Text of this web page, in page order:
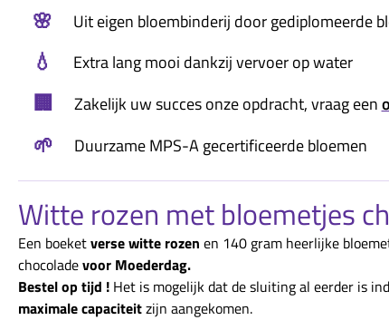
🌸 Uit eigen bloembinderij door gediplomeerde
💧 Extra lang mooi dankzij vervoer op water
🏢 Zakelijk uw succes onze opdracht, vraag een
🌱 Duurzame MPS-A gecertificeerde bloemen
Witte rozen met bloemetjes
Een boeketverse witte rozen en 140 gram heerlijke
chocoladevoor Moederdag.
Bestel op tijd ! Het is mogelijk dat de sluiting al eerder is
maximale capaciteitzijn aangekomen.